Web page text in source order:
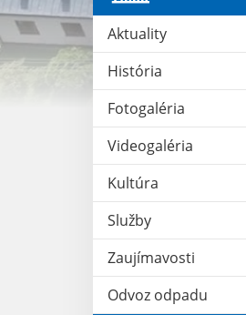
Aktuality
História
Fotogaléria
Videogaléria
Kultúra
Služby
Zaujímavosti
Odvoz odpadu